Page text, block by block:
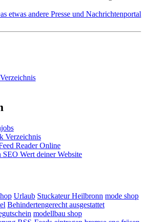
Verzeichnis
Reader Online
SEO Wert deiner Website
Urlaub Stuckateur Heilbronn mode shop
Behindertengerecht ausgestattet
modellbau shop